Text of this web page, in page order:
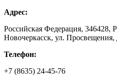
Адрес:
Российская Федерация, 346428,
Новочеркасск, ул. Просвещения,
Телефон:
+7 (8635) 24-45-76